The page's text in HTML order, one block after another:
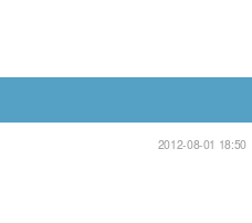
2012-08-01 18:50